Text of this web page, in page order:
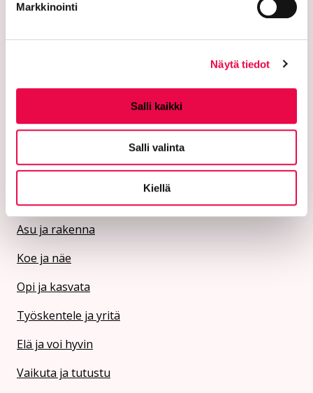
Markkinointi
Näytä tiedot
Salli kaikki
Salli valinta
Kiellä
003701525634694
Verkkolaskutusosoite/OVT-tunnus
Verkkolaskuoperaattori CGI Oy, 003703575029
Riihimäen Veden y-tunnus 0152563-4
Kaupungin palvelut
Asu ja rakenna
Koe ja näe
Opi ja kasvata
Työskentele ja yritä
Elä ja voi hyvin
Vaikuta ja tutustu